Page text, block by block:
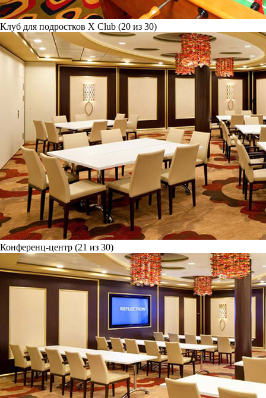
Клуб для подростков X Club (20 из 30)
Конференц-центр (21 из 30)